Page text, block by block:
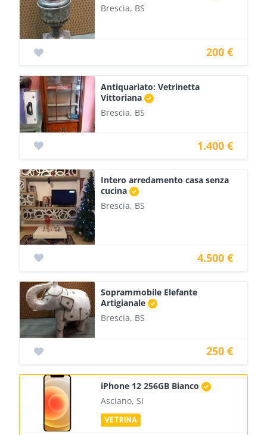
Brescia, BS
200 €
Antiquariato: Vetrinetta
Vittoriana
Brescia, BS
1.400 €
Intero arredamento casa senza
cucina
Brescia, BS
4.500 €
Soprammobile Elefante
Artigianale
Brescia, BS
250 €
iPhone 12 256GB Bianco
Asciano, SI